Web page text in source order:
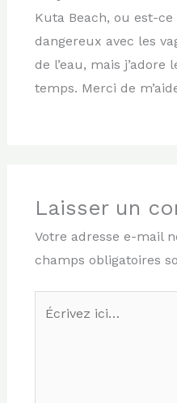
Kuta Beach, ou est-ce
dangereux avec les
de l’eau, mais j’adore
temps. Merci de
Laisser un
Votre adresse e-mail
champs obligatoires